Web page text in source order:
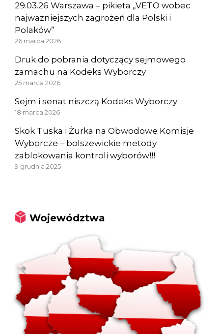
29.03.26 Warszawa – pikieta „VETO wobec
najważniejszych zagrożeń dla Polski i
Polaków”
26 marca 2026
Druk do pobrania dotyczący sejmowego
zamachu na Kodeks Wyborczy
25 marca 2026
Sejm i senat niszczą Kodeks Wyborczy
18 marca 2026
Skok Tuska i Żurka na Obwodowe Komisje
Wyborcze – bolszewickie metody
zablokowania kontroli wyborów!!!
9 grudnia 2025
Województwa